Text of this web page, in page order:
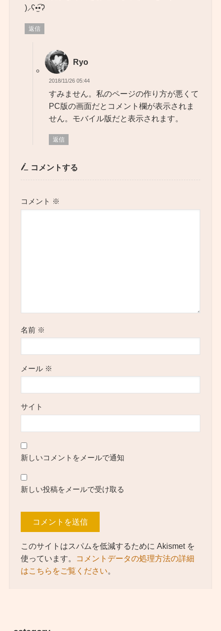
)⸝‬ʕ•̫͡•ʔ
返信
Ryo
2018/11/26 05:44
すみません。私のページの作り方が悪くて
PC版の画面だとコメント欄が表示されま
せん。モバイル版だと表示されます。
返信
コメントする
コメント ※
名前 ※
メール ※
サイト
新しいコメントをメールで通知
新しい投稿をメールで受け取る
このサイトはスパムを低減するために Akismet を
使っています。
コメントデータの処理方法の詳細
はこちらをご覧ください。